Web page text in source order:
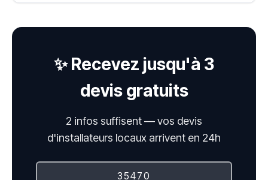
✨ Recevez jusqu'à 3
devis gratuits
2 infos suffisent — vos devis
d'installateurs locaux arrivent en 24h